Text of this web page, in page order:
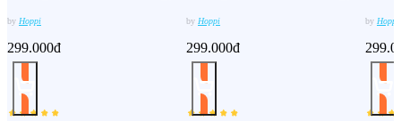
by Hoppi
299.000đ
by Hoppi
299.000đ
by Hoppi